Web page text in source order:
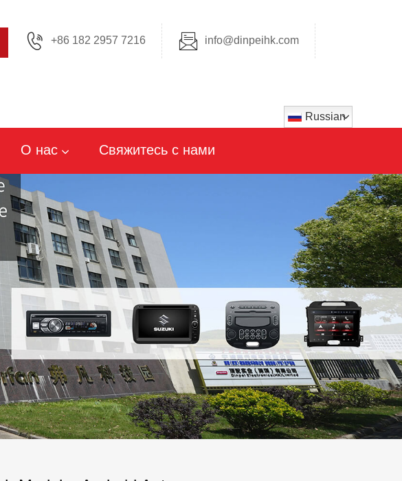
+86 182 2957 7216 info@dinpeihk.com
Russian
О нас Свяжитесь с нами